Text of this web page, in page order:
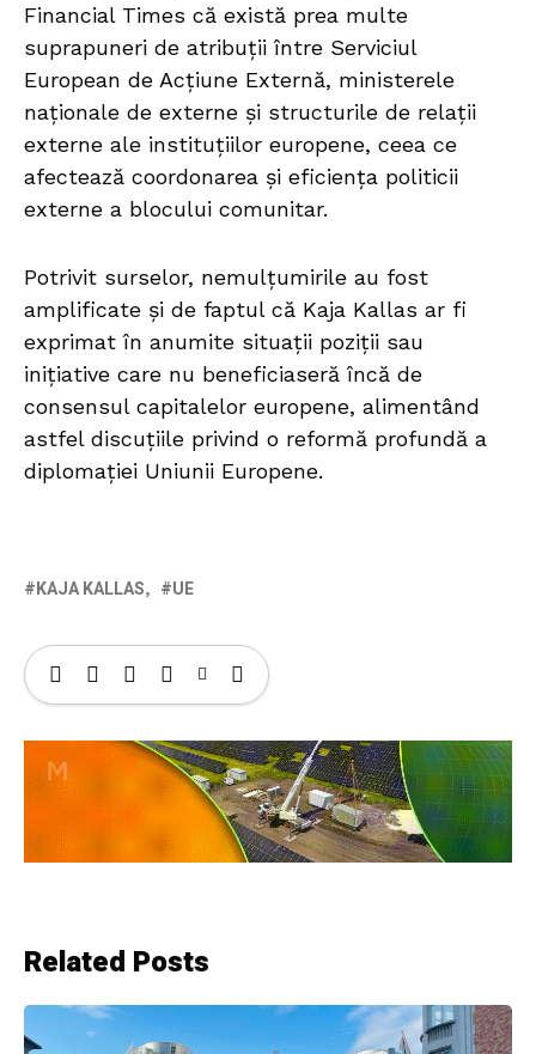
Financial Times că există prea multe
suprapuneri de atribuții între Serviciul
European de Acțiune Externă, ministerele
naționale de externe și structurile de relații
externe ale instituțiilor europene, ceea ce
afectează coordonarea și eficiența politicii
externe a blocului comunitar.
Potrivit surselor, nemulțumirile au fost
amplificate și de faptul că Kaja Kallas ar fi
exprimat în anumite situații poziții sau
inițiative care nu beneficiaseră încă de
consensul capitalelor europene, alimentând
astfel discuțiile privind o reformă profundă a
diplomației Uniunii Europene.
KAJA KALLAS UE
Related Posts